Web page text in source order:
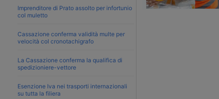
Imprenditore di Prato assolto per infortunio
col muletto
Cassazione conferma validità multe per
velocità col cronotachigrafo
La Cassazione conferma la qualifica di
spedizioniere-vettore
Esenzione Iva nei trasporti internazionali
su tutta la filiera